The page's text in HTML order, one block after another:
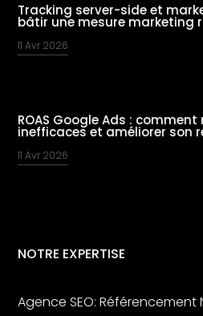
Tracking server-side et
bâtir une mesure marketing
11 Avr 2026
ROAS Google Ads :
inefficaces et améliorer son
11 Avr 2026
NOTRE EXPERTISE
Agence SEO: Référencement